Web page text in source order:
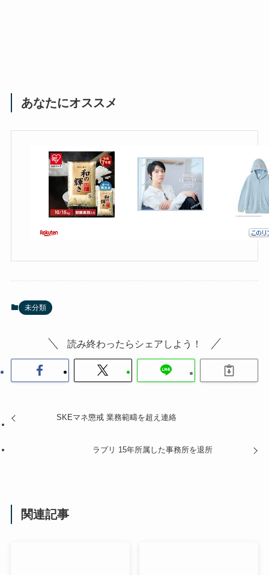
あなたにオススメ
未分類
読み終わったらシェアしよう！
SKEマネ懲戒 業務範疇を超え連絡
ラブリ 15年所属した事務所を退所
関連記事